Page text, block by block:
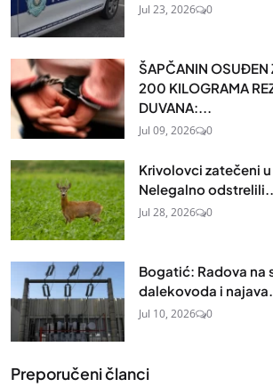
Jul 23, 2026 0
ŠAPČANIN
200 KILOGRAMA
DUVANA:...
Jul 09, 2026 0
Krivolovci zatečeni
Nelegalno odstrelili...
Jul 28, 2026 0
Bogatić: Radova na
dalekovoda i najava...
Jul 10, 2026 0
Preporučeni članci